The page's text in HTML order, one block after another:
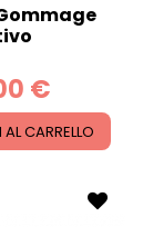
€
CARRELLO